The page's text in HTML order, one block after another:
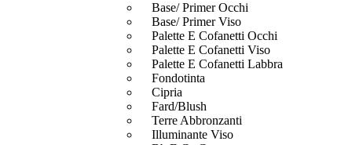
Base/ Primer Occhi
Base/ Primer Viso
Palette E Cofanetti Occhi
Palette E Cofanetti Viso
Palette E Cofanetti Labbra
Fondotinta
Cipria
Fard/Blush
Terre Abbronzanti
Illuminante Viso